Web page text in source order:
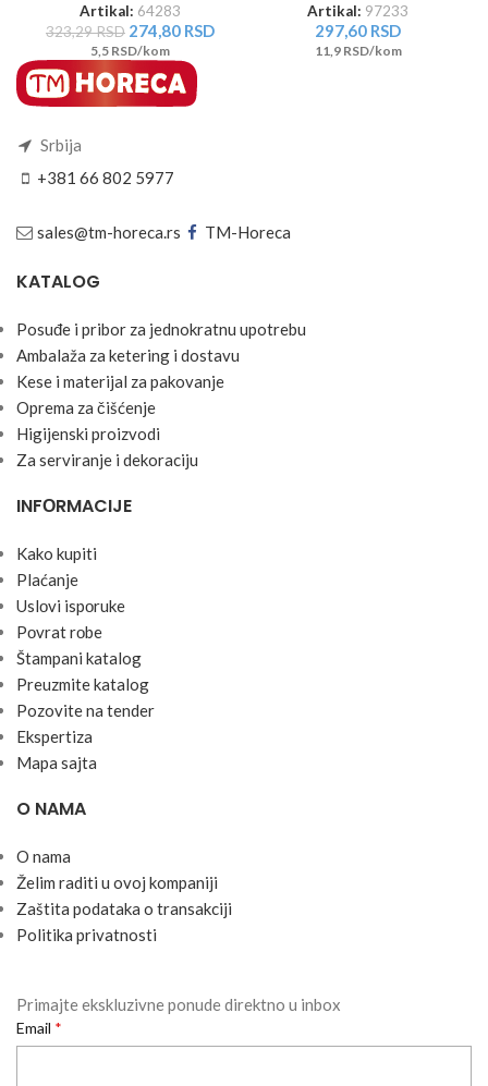
Artikal: 64283
323,29RSD 274,80 RSD
5,5 RSD/kom
Artikal: 97233
297,60 RSD
11,9 RSD/kom
Srbija
+381 66 802 5977
sales@tm-horeca.rs TM-Horeca
KATALOG
Posuđe i pribor za jednokratnu upotrebu
Ambalaža za ketering i dostavu
Kese i materijal za pakovanje
Oprema za čišćenje
Higijenski proizvodi
Za serviranje i dekoraciju
INFОRMACIJE
Kako kupiti
Plaćanje
Uslоvi ispоruke
Pоvrat rоbe
Štampani katalog
Preuzmite katalog
Pozovite na tender
Ekspertiza
Mapa sajta
O NAMA
O nama
Želim raditi u ovoj kompaniji
Zaštita podataka o transakciji
Politika privatnosti
Primajte ekskluzivne ponude direktno u inbox
Email